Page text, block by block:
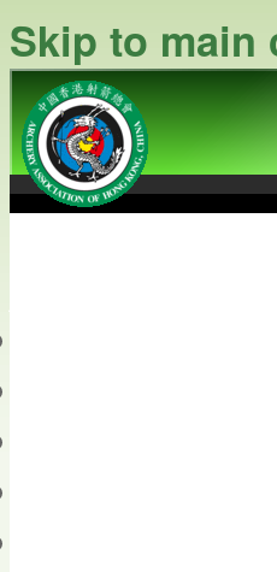
Skip to main